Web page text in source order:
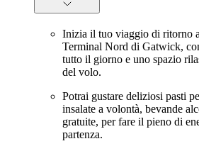
Inizia il tuo viaggio di ritorno
Terminal Nord di Gatwick,
tutto il giorno e uno spazio
del volo.
Potrai gustare deliziosi pasti
insalate a volontà, bevande
gratuite, per fare il pieno di
partenza.